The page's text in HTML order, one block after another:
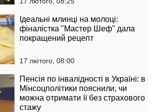
Ідеальні млинці на молоці:
фіналістка "Мастер Шеф" дала
покращений рецепт
17 лютого, 08:00
Пенсія по інвалідності в Україні: в
Мінсоцполітики пояснили, чи
можна отримати її без страхового
стажу